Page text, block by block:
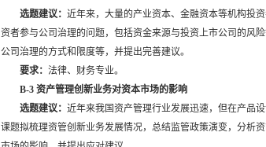
选题建议：近年来，大量的产业资本、金融资本等机构投
资者参与公司治理的问题，包括资金来源与投资上市公司的风
公司治理的方式和限度等，并提出完善建议。
要求：法律、财务专业。
B-3资产管理创新业务对资本市场的影响
选题建议：近年来我国资产管理行业发展迅速，但在产品
课题拟梳理资管创新业务发展情况，总结监管政策演变，分析